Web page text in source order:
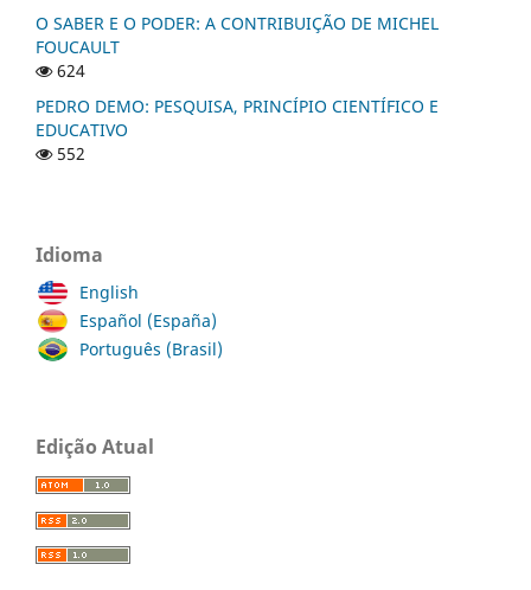
O SABER E O PODER: A CONTRIBUIÇÃO DE MICHEL
FOUCAULT
624
PEDRO DEMO: PESQUISA, PRINCÍPIO CIENTÍFICO E
EDUCATIVO
552
Idioma
English
Español (España)
Português (Brasil)
Edição Atual